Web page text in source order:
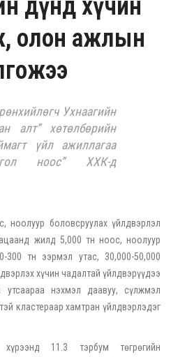
дүнд хүчин
олон ажлын
Ухнаагийн
алт” хөтөлбөрийн
үйл ажиллагаа
ноос” ХХК-д
боловсруулах үйлдвэрлэл
жилд 5,000 тн ноос, ноолуур
300 тн ээрмэл утас, 30,000-50,000
хүчин чадалтай үйлдвэрүүдээ
утсаараа нэхмэл даавуу, сүлжмэл
кластераар хамтран үйлдвэрлэдэг
11.3 тэрбум төгрөгийн